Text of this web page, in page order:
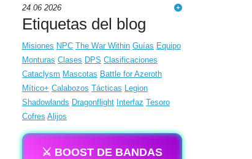
24 06 2026
Etiquetas del blog
Misiones NPC The War Within Guías Equipo
Monturas Clases DPS Clasificaciones
Cataclysm Mascotas Battle for Azeroth
Mítico+ Calabozos Tácticas Legion
Shadowlands Dragonflight Interfaz Tesoro
Cofres Alijos
⚔️ BOOST DE BANDAS